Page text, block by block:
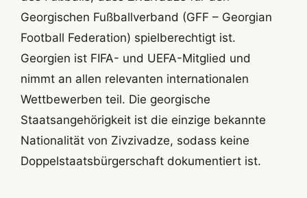
Georgischen Fußballverband (GFF – Georgian
Football Federation) spielberechtigt ist.
Georgien ist FIFA- und UEFA-Mitglied und
nimmt an allen relevanten internationalen
Wettbewerben teil. Die georgische
Staatsangehörigkeit ist die einzige bekannte
Nationalität von Zivzivadze, sodass keine
Doppelstaatsbürgerschaft dokumentiert ist.